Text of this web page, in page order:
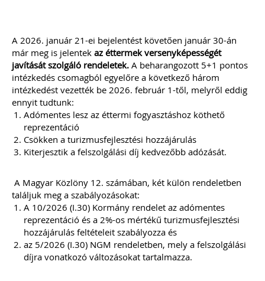
111 gyakorlatban felmerült könyvelői
kérdés, egyértelmű válasszal. Célunk
nem a jogszabályok bemásolása,
hanem a valódi segítségnyújtás: a
konkrét kérdésekre határozott válasz
már tartalmaz jogszabályi hivatkozást
is... Ingyenesen letölthető
betekintést az érintett témakörökbe…
Kiadványunk online (pdf) formában
TAGJAINK INGYENESEN LETÖLTHETIK -
A letöltések menüpont alatt!
Ár: 4700
Tagoknak: ingyenesen
letölthető
A 2026. január 21-ei bejelentést követően január 30-án
már meg is jelentek az éttermek versenyképességét
javítását szolgáló rendeletek. A beharangozott 5+1 pontos
intézkedés csomagból egyelőre a következő három
intézkedést vezették be 2026. február 1-től, melyről eddig
ennyit tudtunk:
Adómentes lesz az éttermi fogyasztáshoz köthető
reprezentáció
Csökken a turizmusfejlesztési hozzájárulás
Kiterjesztik a felszolgálási díj kedvezőbb adózását.
A Magyar Közlöny 12. számában, két külön rendeletben
találjuk meg a szabályozásokat:
A 10/2026 (I.30) Kormány rendelet az adómentes
reprezentáció és a 2%-os mértékű turizmusfejlesztési
hozzájárulás feltételeit szabályozza és
az 5/2026 (I.30) NGM rendeletben, mely a felszolgálási
díjra vonatkozó változásokat tartalmazza.